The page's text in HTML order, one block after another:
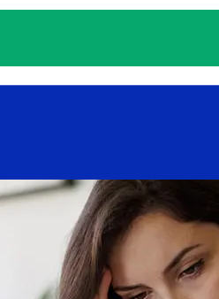
Factoren zoals
kunnen ook invloed
Agricultural Bank of
afkaptijden om